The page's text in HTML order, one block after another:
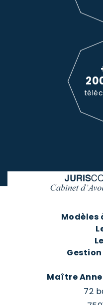
Modèles
Maître
72